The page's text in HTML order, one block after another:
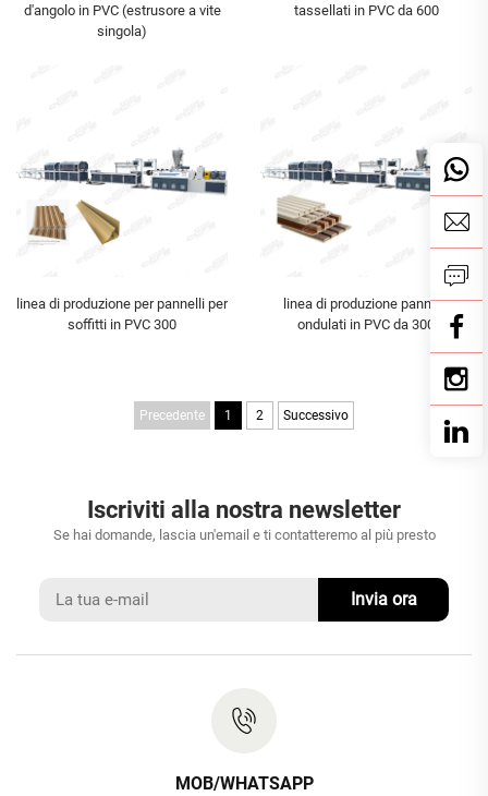
d'angolo in PVC (estrusore a vite
singola)
tassellati in PVC da 600
linea di produzione per pannelli per
soffitti in PVC 300
linea di produzione pannelli
ondulati in PVC da 300
Precedente 1 2 Successivo
Iscriviti alla nostra newsletter
Se hai domande, lascia un'email e ti contatteremo al più presto
Invia ora
MOB/WHATSAPP